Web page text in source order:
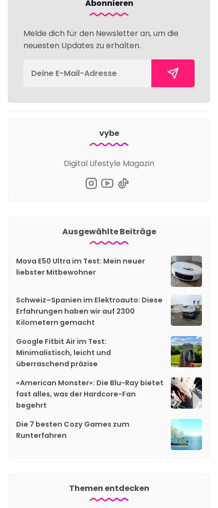
Abonnieren
Melde dich für den Newsletter an, um die
neuesten Updates zu erhalten.
vybe
Digital Lifestyle Magazin
Ausgewählte Beiträge
Mova E50 Ultra im Test: Mein neuer
liebster Mitbewohner
Schweiz–Spanien im Elektroauto: Diese
Erfahrungen haben wir auf 2300
Kilometern gemacht
Google Fitbit Air im Test:
Minimalistisch, leicht und
überraschend präzise
«American Monster»: Die Blu-Ray bietet
fast alles, was der Hardcore-Fan
begehrt
Die 7 besten Cozy Games zum
Runterfahren
Themen entdecken